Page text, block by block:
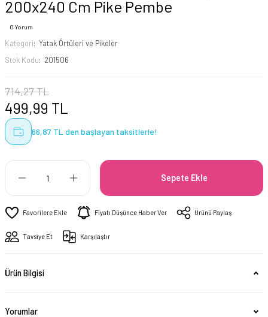
200x240 Cm Pike Pembe
0 Yorum
Kategori
Yatak Örtüleri ve Pikeler
Stok Kodu
201506
714,27 TL
499,99 TL
66,87 TL den başlayan taksitlerle!
Sepete Ekle
Fiyatı Düşünce Haber Ver Ürünü Paylaş
Tavsiye Et Karşılaştır
Ürün Bilgisi
Yorumlar